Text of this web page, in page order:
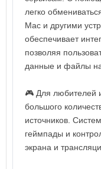
легко
Mac и другими
обеспечивает
позволяя
данные и файлы на
🎮 Для любителей
большого
источников.
геймпады и
экрана и